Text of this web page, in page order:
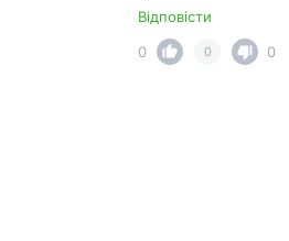
Відповісти
0
0 0